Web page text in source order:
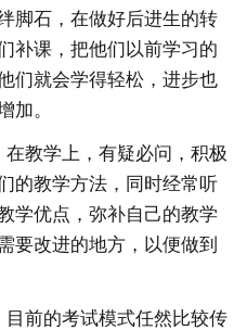
脚石，在做好后进生的转
补课，把他们以前学习的
们就会学得轻松，进步也
加。
教学上，有疑必问，积极
的教学方法，同时经常听
学优点，弥补自己的教学
要改进的地方，以便做到
前的考试模式任然比较传